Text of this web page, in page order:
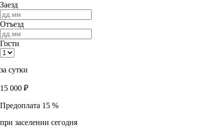
Заезд
Отъезд
Гости
за сутки
15 000 ₽
Предоплата 15 %
при заселении сегодня